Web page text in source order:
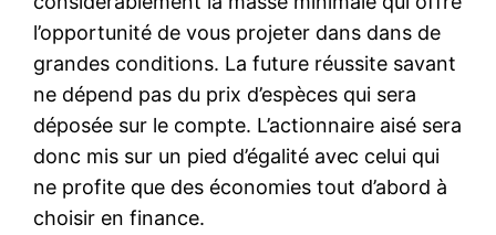
l’opportunité de vous projeter dans dans de
grandes conditions. La future réussite savant
ne dépend pas du prix d’espèces qui sera
déposée sur le compte. L’actionnaire aisé sera
donc mis sur un pied d’égalité avec celui qui
ne profite que des économies tout d’abord à
choisir en finance.